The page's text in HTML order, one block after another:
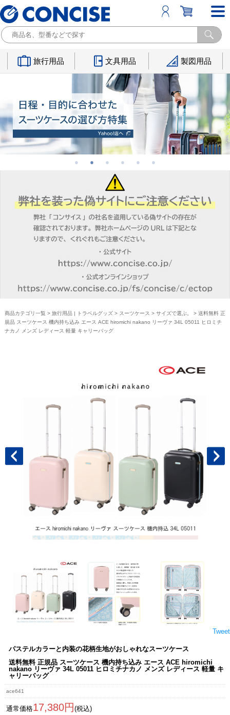
旅行用品 文具用品 製図用品
商品カテゴリ一覧 > 旅行用品 | トラベルグッズ> スーツケース > サイズで選ぶ。
> 送料無料 正
規品 スーツケース 機内持ち込み エース ACE hiromichi nakano リーヴァ 34L 05011 ヒロミチ
ナカノ メンズ レディース 軽量 キャリーバッグ
Tweet
パステルカラーと内装の花柄生地がおしゃれなスーツケース
送料無料 正規品 スーツケース 機内持ち込み エース ACE hiromichi
nakano リーヴァ 34L 05011 ヒロミチナカノ メンズ レディース 軽量 キ
ャリーバッグ
ace641
通常価格17,380円 (税込)